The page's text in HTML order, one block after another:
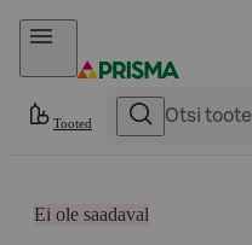
Otse sisu juurde
Tooted
Ei ole saadaval